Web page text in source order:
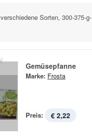
verschiedene Sorten, 300-375-
Gemüsepfanne
Marke: Frosta
Preis: € 2,22